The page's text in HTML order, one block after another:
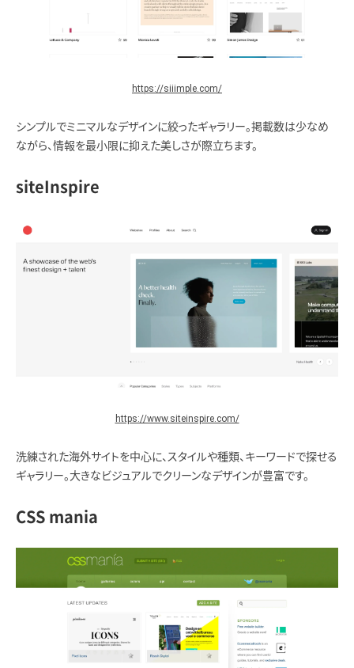
https://siiimple.com/
シンプルでミニマルなデザインに絞ったギャラリー。掲載数は少なめ
ながら、情報を最小限に抑えた美しさが際立ちます。
siteInspire
https://www.siteinspire.com/
洗練された海外サイトを中心に、スタイルや種類、キーワードで探せる
ギャラリー。大きなビジュアルでクリーンなデザインが豊富です。
CSS mania